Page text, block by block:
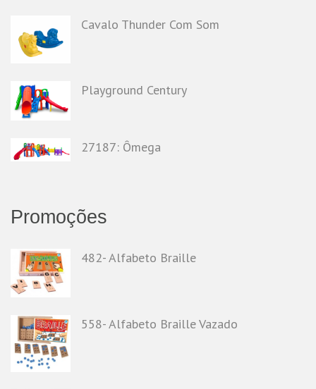
Cavalo Thunder Com Som
Playground Century
27187: Ômega
Promoções
482- Alfabeto Braille
558- Alfabeto Braille Vazado